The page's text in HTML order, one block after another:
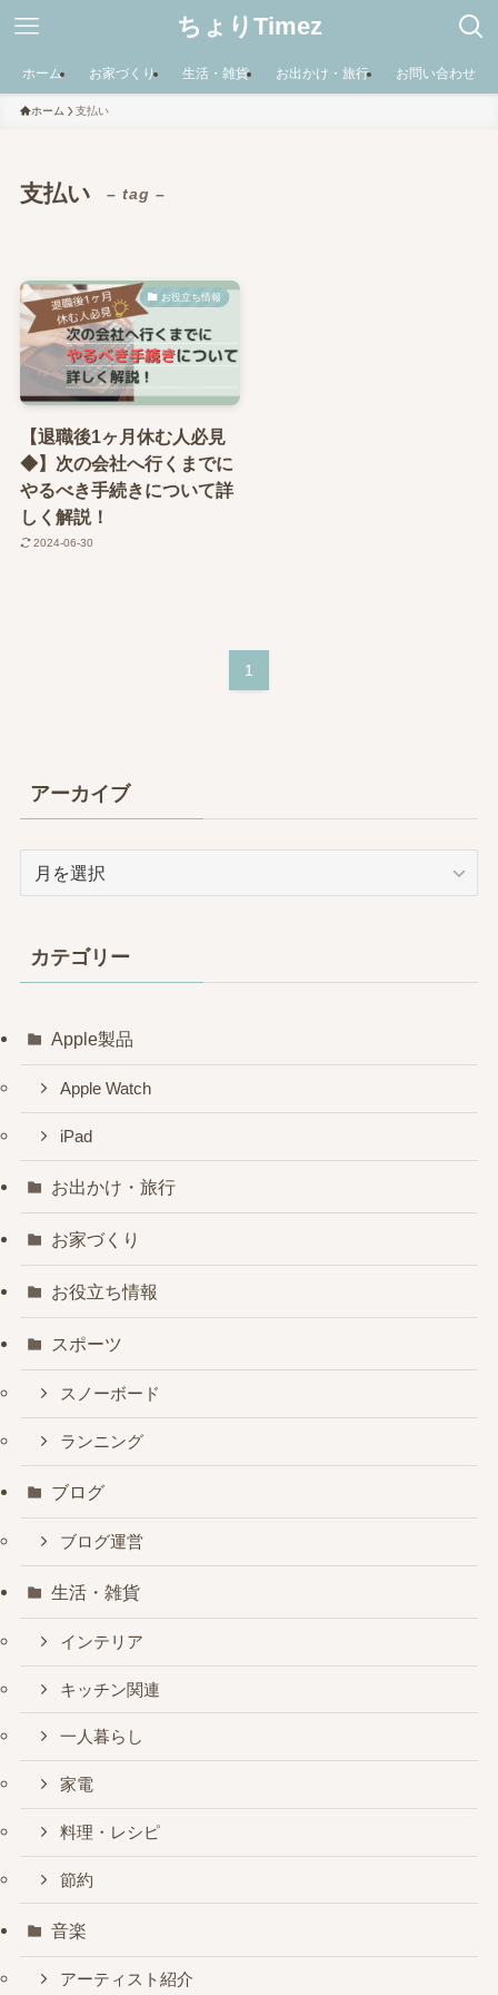
ちょりTimez
ホーム お家づくり 生活・雑貨 お出かけ・旅行 お問い合わせ
ホーム 支払い
支払い – tag –
お役立ち情報
【退職後1ヶ月休む人必見
◆】次の会社へ行くまでに
やるべき手続きについて詳
しく解説！
2024-06-30
1
アーカイブ
ブ
カテゴリー
Apple製品
Apple Watch
iPad
お出かけ・旅行
お家づくり
お役立ち情報
スポーツ
スノーボード
ランニング
ブログ
ブログ運営
生活・雑貨
インテリア
キッチン関連
一人暮らし
家電
料理・レシピ
節約
音楽
アーティスト紹介